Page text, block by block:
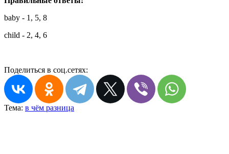
baby - 1, 5, 8
child - 2, 4, 6
Поделиться в соц.сетях:
Тема: в чём разница